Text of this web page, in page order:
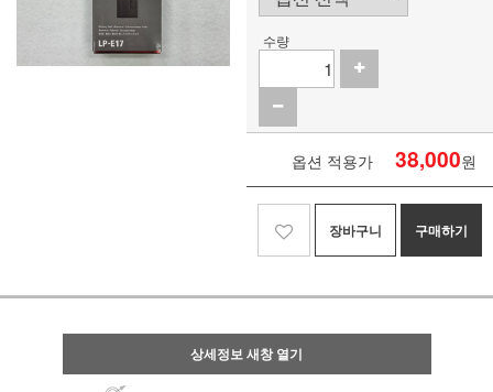
수량
옵션 적용가 38,000원
장바구니 구매하기
상세정보 새창 열기